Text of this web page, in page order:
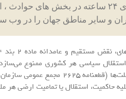
،
و سایر مناطق جهان را در وب
سیاسی هر کشوری ممنوع
حاکمیت، استقلال یا تمامیت ارضی هر